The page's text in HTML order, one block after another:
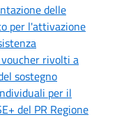
delle
per l'attivazione
voucher rivolti a
sostegno
per il
del PR Regione